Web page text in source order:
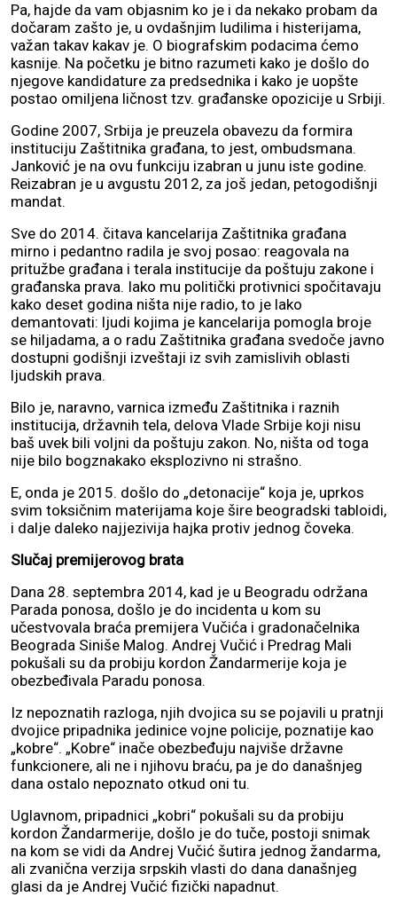
Pa, hajde da vam objasnim ko je i da nekako probam da
dočaram zašto je, u ovdašnjim ludilima i histerijama,
važan takav kakav je. O biografskim podacima ćemo
kasnije. Na početku je bitno razumeti kako je došlo do
njegove kandidature za predsednika i kako je uopšte
postao omiljena ličnost tzv. građanske opozicije u Srbiji.
Godine 2007, Srbija je preuzela obavezu da formira
instituciju Zaštitnika građana, to jest, ombudsmana.
Janković je na ovu funkciju izabran u junu iste godine.
Reizabran je u avgustu 2012, za još jedan, petogodišnji
mandat.
Sve do 2014. čitava kancelarija Zaštitnika građana
mirno i pedantno radila je svoj posao: reagovala na
pritužbe građana i terala institucije da poštuju zakone i
građanska prava. Iako mu politički protivnici spočitavaju
kako deset godina ništa nije radio, to je lako
demantovati: ljudi kojima je kancelarija pomogla broje
se hiljadama, a o radu Zaštitnika građana svedoče javno
dostupni godišnji izveštaji iz svih zamislivih oblasti
ljudskih prava.
Bilo je, naravno, varnica između Zaštitnika i raznih
institucija, državnih tela, delova Vlade Srbije koji nisu
baš uvek bili voljni da poštuju zakon. No, ništa od toga
nije bilo bogznakako eksplozivno ni strašno.
E, onda je 2015. došlo do „detonacije“ koja je, uprkos
svim toksičnim materijama koje šire beogradski tabloidi,
i dalje daleko najjezivija hajka protiv jednog čoveka.
Slučaj premijerovog brata
Dana 28. septembra 2014, kad je u Beogradu održana
Parada ponosa, došlo je do incidenta u kom su
učestvovala braća premijera Vučića i gradonačelnika
Beograda Siniše Malog. Andrej Vučić i Predrag Mali
pokušali su da probiju kordon Žandarmerije koja je
obezbeđivala Paradu ponosa.
Iz nepoznatih razloga, njih dvojica su se pojavili u pratnji
dvojice pripadnika jedinice vojne policije, poznatije kao
„kobre“. „Kobre“ inače obezbeđuju najviše državne
funkcionere, ali ne i njihovu braću, pa je do današnjeg
dana ostalo nepoznato otkud oni tu.
Uglavnom, pripadnici „kobri“ pokušali su da probiju
kordon Žandarmerije, došlo je do tuče, postoji snimak
na kom se vidi da Andrej Vučić šutira jednog žandarma,
ali zvanična verzija srpskih vlasti do dana današnjeg
glasi da je Andrej Vučić fizički napadnut.